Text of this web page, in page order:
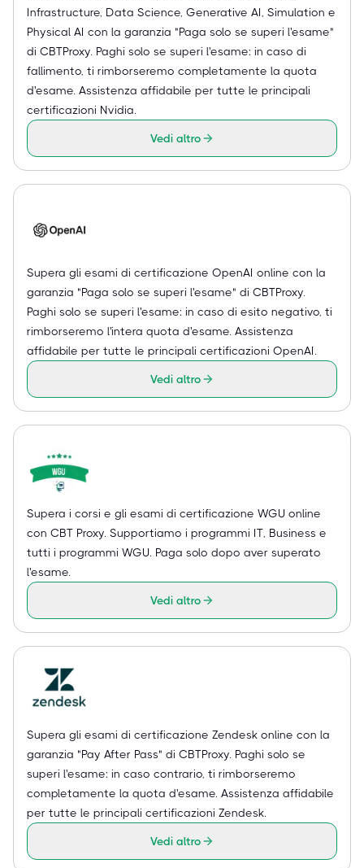
Infrastructure, Data Science, Generative AI, Simulation e
Physical AI con la garanzia "Paga solo se superi l'esame"
di CBTProxy. Paghi solo se superi l'esame: in caso di
fallimento, ti rimborseremo completamente la quota
d'esame. Assistenza affidabile per tutte le principali
certificazioni Nvidia.
Vedi altro
Supera gli esami di certificazione OpenAI online con la
garanzia "Paga solo se superi l'esame" di CBTProxy.
Paghi solo se superi l'esame: in caso di esito negativo, ti
rimborseremo l'intera quota d'esame. Assistenza
affidabile per tutte le principali certificazioni OpenAI.
Vedi altro
Supera i corsi e gli esami di certificazione WGU online
con CBT Proxy. Supportiamo i programmi IT, Business e
tutti i programmi WGU. Paga solo dopo aver superato
l'esame.
Vedi altro
Supera gli esami di certificazione Zendesk online con la
garanzia "Pay After Pass" di CBTProxy. Paghi solo se
superi l'esame: in caso contrario, ti rimborseremo
completamente la quota d'esame. Assistenza affidabile
per tutte le principali certificazioni Zendesk.
Vedi altro